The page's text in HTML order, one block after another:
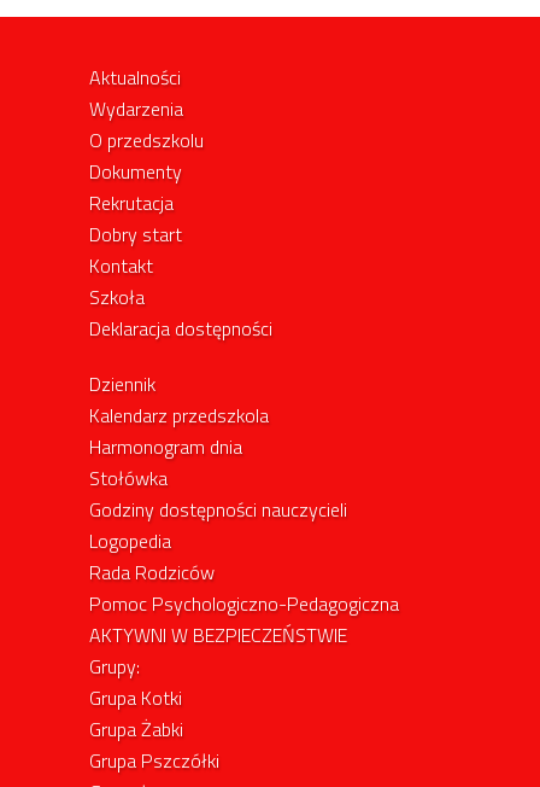
Aktualności
Wydarzenia
O przedszkolu
Dokumenty
Rekrutacja
Dobry start
Kontakt
Szkoła
Deklaracja dostępności
Dziennik
Kalendarz przedszkola
Harmonogram dnia
Stołówka
Godziny dostępności nauczycieli
Logopedia
Rada Rodziców
Pomoc Psychologiczno-Pedagogiczna
AKTYWNI W BEZPIECZEŃSTWIE
Grupy:
Grupa Kotki
Grupa Żabki
Grupa Pszczółki